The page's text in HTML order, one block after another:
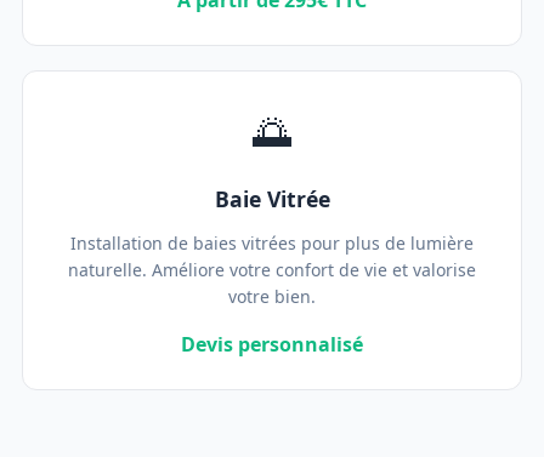
🌅
Baie Vitrée
Installation de baies vitrées pour plus de lumière
naturelle. Améliore votre confort de vie et valorise
votre bien.
Devis personnalisé